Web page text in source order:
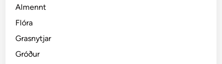
Almennt
Flóra
Grasnytjar
Gróður